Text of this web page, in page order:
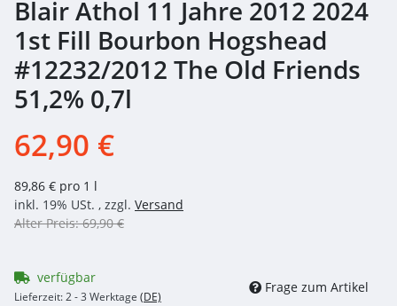
Blair Athol 11 Jahre 2012 2024
1st Fill Bourbon Hogshead
#12232/2012 The Old Friends
51,2% 0,7l
62,90 €
89,86 € pro 1 l
inkl. 19% USt. , zzgl. Versand
Alter Preis: 69,90 €
verfügbar
Lieferzeit:2 - 3 Werktage (DE)
Frage zum Artikel